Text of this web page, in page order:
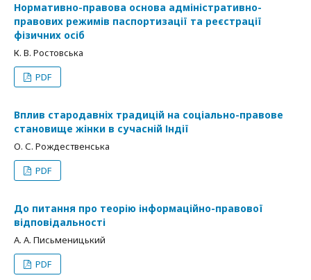
Нормативно-правова основа адміністративно-
правових режимів паспортизації та реєстрації
фізичних осіб
К. В. Ростовська
PDF
Вплив стародавніх традицій на соціально-правове
становище жінки в сучасній Індії
О. С. Рождественська
PDF
До питання про теорію інформаційно-правової
відповідальності
А. А. Письменицький
PDF